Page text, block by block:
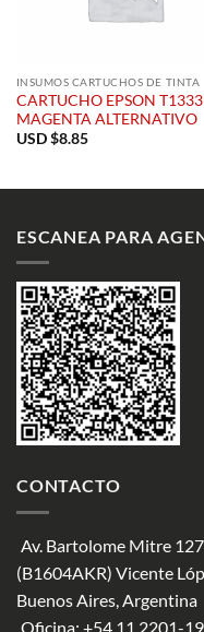
INSUMOS CARTUCHOS DE TINTA
CARTUCHO EPSON T1333
MAGENTA ALTERNATIVO
USD $8.85
ESCANEA PARA
CONTACTO
Av. Bartolome Mitre
(B1604AKR) Vicente
Buenos Aires, Argentina
Oficina: +54 11 2201-